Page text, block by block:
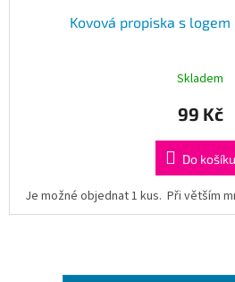
Kovová propiska s
Skladem
99 Kč
Do košíku
Je možné objednat 1 kus. Při větším